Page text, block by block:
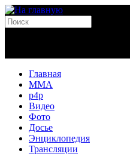
Главная
MMA
p4p
Видео
Фото
Досье
Энциклопедия
Трансляции